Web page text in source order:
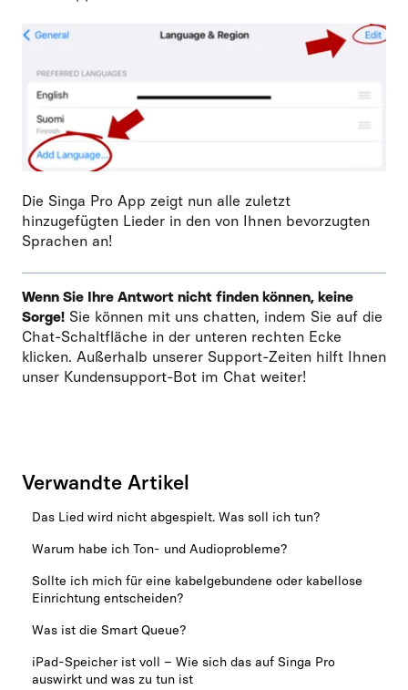
Die Singa Pro App zeigt nun alle zuletzt
hinzugefügten Lieder in den von Ihnen bevorzugten
Sprachen an!
Wenn Sie Ihre Antwort nicht finden können, keine
Sorge! Sie können mit uns chatten, indem Sie auf die
Chat-Schaltfläche in der unteren rechten Ecke
klicken. Außerhalb unserer Support-Zeiten hilft Ihnen
unser Kundensupport-Bot im Chat weiter!
Verwandte Artikel
Das Lied wird nicht abgespielt. Was soll ich tun?
Warum habe ich Ton- und Audioprobleme?
Sollte ich mich für eine kabelgebundene oder kabellose
Einrichtung entscheiden?
Was ist die Smart Queue?
iPad-Speicher ist voll – Wie sich das auf Singa Pro
auswirkt und was zu tun ist